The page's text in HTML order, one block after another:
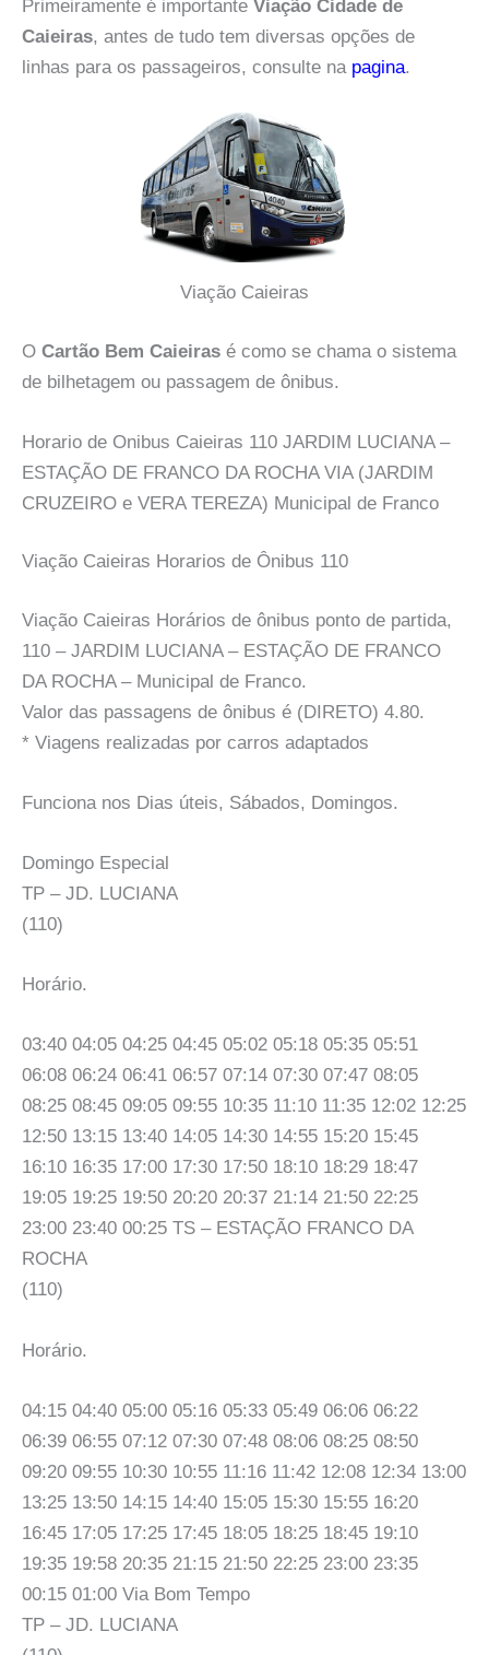
Primeiramente é importante Viação Cidade de
Caieiras, antes de tudo tem diversas opções de
linhas para os passageiros, consulte na pagina.
Viação Caieiras
O Cartão Bem Caieiras é como se chama o sistema
de bilhetagem ou passagem de ônibus.
Horario de Onibus Caieiras 110 JARDIM LUCIANA –
ESTAÇÃO DE FRANCO DA ROCHA VIA (JARDIM
CRUZEIRO e VERA TEREZA) Municipal de Franco
Viação Caieiras Horarios de Ônibus 110
Viação Caieiras Horários de ônibus ponto de partida,
110 – JARDIM LUCIANA – ESTAÇÃO DE FRANCO
DA ROCHA – Municipal de Franco.
Valor das passagens de ônibus é (DIRETO) 4.80.
* Viagens realizadas por carros adaptados
Funciona nos Dias úteis, Sábados, Domingos.
Domingo Especial
TP – JD. LUCIANA
(110)
Horário.
03:40 04:05 04:25 04:45 05:02 05:18 05:35 05:51
06:08 06:24 06:41 06:57 07:14 07:30 07:47 08:05
08:25 08:45 09:05 09:55 10:35 11:10 11:35 12:02 12:25
12:50 13:15 13:40 14:05 14:30 14:55 15:20 15:45
16:10 16:35 17:00 17:30 17:50 18:10 18:29 18:47
19:05 19:25 19:50 20:20 20:37 21:14 21:50 22:25
23:00 23:40 00:25 TS – ESTAÇÃO FRANCO DA
ROCHA
(110)
Horário.
04:15 04:40 05:00 05:16 05:33 05:49 06:06 06:22
06:39 06:55 07:12 07:30 07:48 08:06 08:25 08:50
09:20 09:55 10:30 10:55 11:16 11:42 12:08 12:34 13:00
13:25 13:50 14:15 14:40 15:05 15:30 15:55 16:20
16:45 17:05 17:25 17:45 18:05 18:25 18:45 19:10
19:35 19:58 20:35 21:15 21:50 22:25 23:00 23:35
00:15 01:00 Via Bom Tempo
TP – JD. LUCIANA